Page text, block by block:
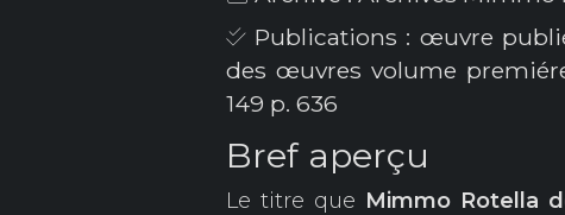
Publications : œuvre
des œuvres volume
149 p. 636
Bref aperçu
Le titre que Mimmo Rotella